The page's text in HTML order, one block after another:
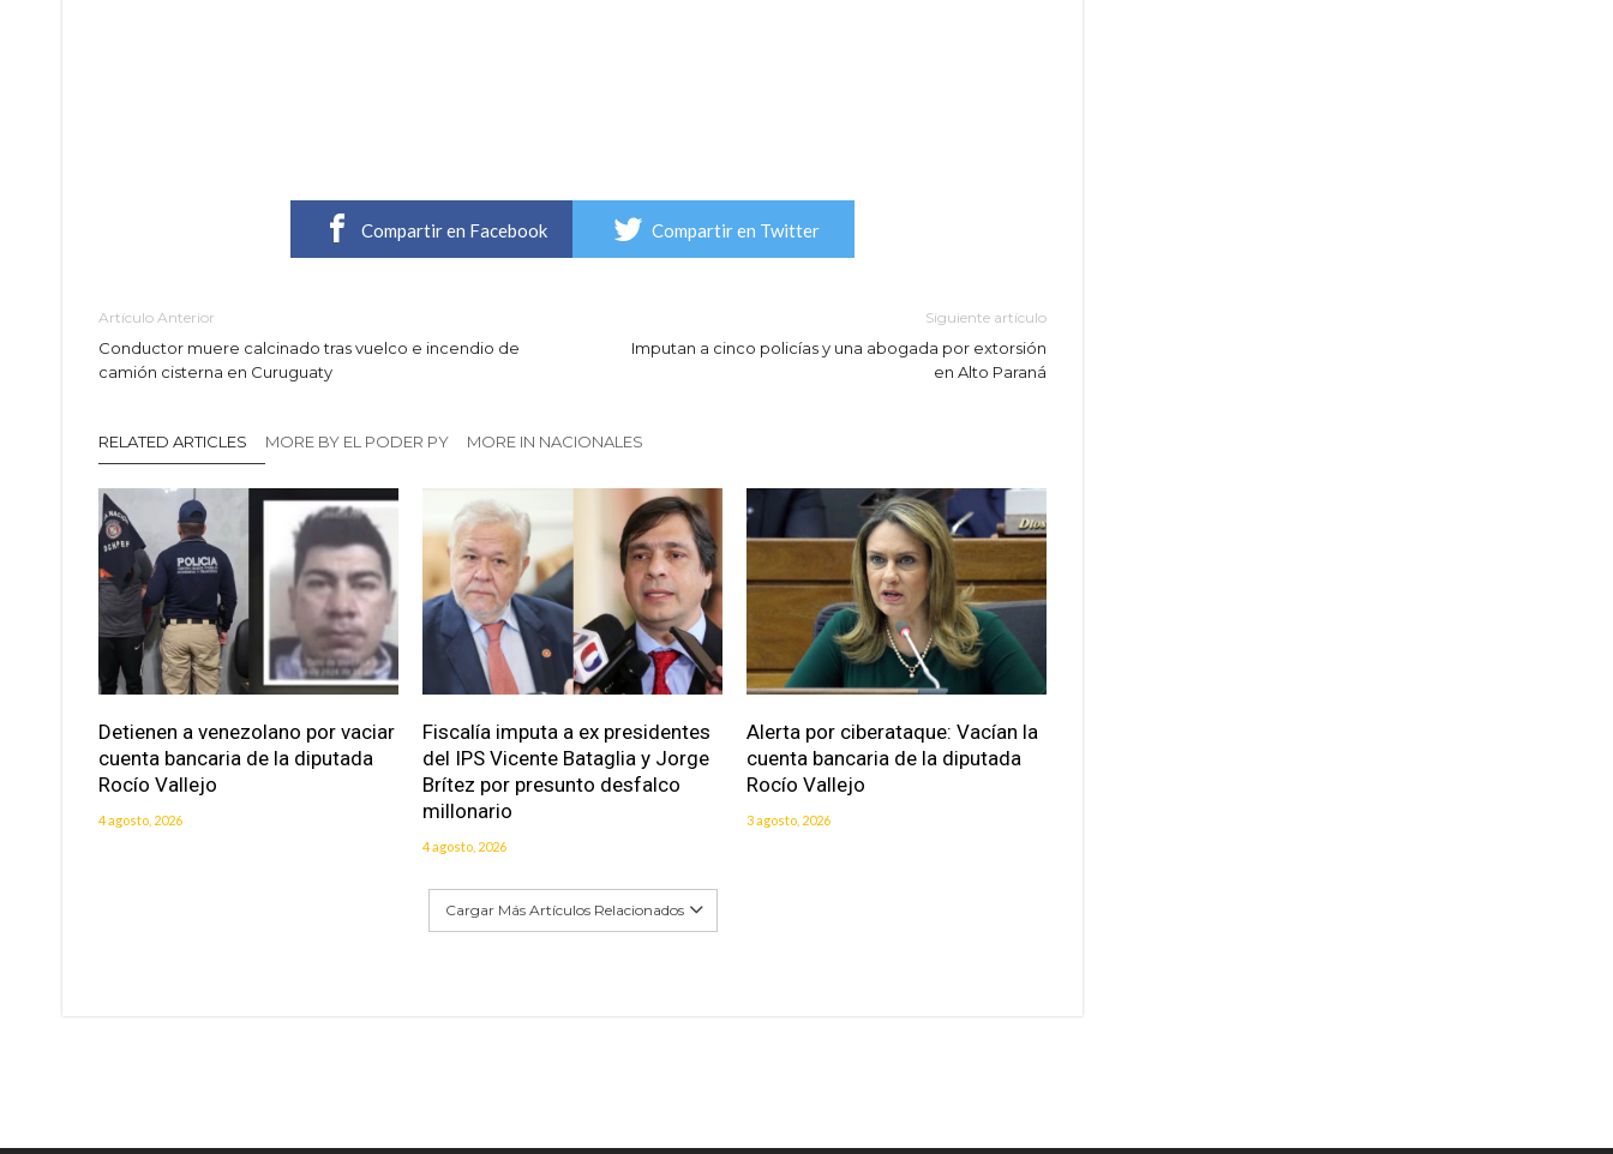
Compartir en Facebook Compartir en Twitter
Artículo Anterior
Conductor muere calcinado tras vuelco e incendio de
camión cisterna en Curuguaty
Siguiente artículo
Imputan a cinco policías y una abogada por extorsión
en Alto Paraná
RELATED ARTICLES MORE BY EL PODER PY MORE IN NACIONALES
Detienen a venezolano por vaciar
cuenta bancaria de la diputada
Rocío Vallejo
4 agosto, 2026
Fiscalía imputa a ex presidentes
del IPS Vicente Bataglia y Jorge
Brítez por presunto desfalco
millonario
4 agosto, 2026
Alerta por ciberataque: Vacían la
cuenta bancaria de la diputada
Rocío Vallejo
3 agosto, 2026
Cargar Más Artículos Relacionados